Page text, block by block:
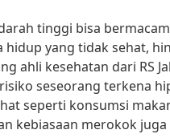
tinggi bisa
hidup yang tidak sehat,
ahli kesehatan dari RS
seseorang terkena
seperti konsumsi
kebiasaan merokok